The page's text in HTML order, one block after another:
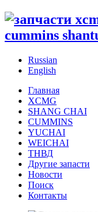
Russian
English
Главная
XCMG
SHANG CHAI
CUMMINS
YUCHAI
WEICHAI
ТНВД
Другие запасти
Новости
Поиск
Контакты